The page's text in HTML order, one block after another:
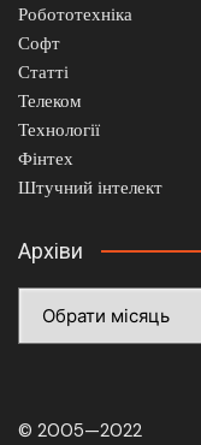
Робототехніка
Софт
Статті
Телеком
Технології
Фінтех
Штучний інтелект
Архіви
© 2005—2022